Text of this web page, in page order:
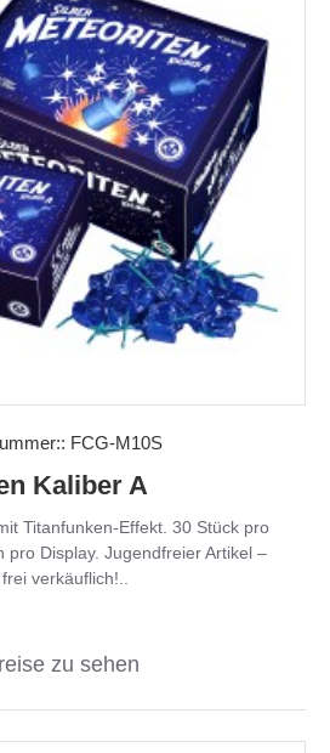
FCG-M10S
Kaliber A
Titanfunken-Effekt. 30 Stück pro
pro Display. Jugendfreier Artikel –
verkäuflich!..
zu sehen